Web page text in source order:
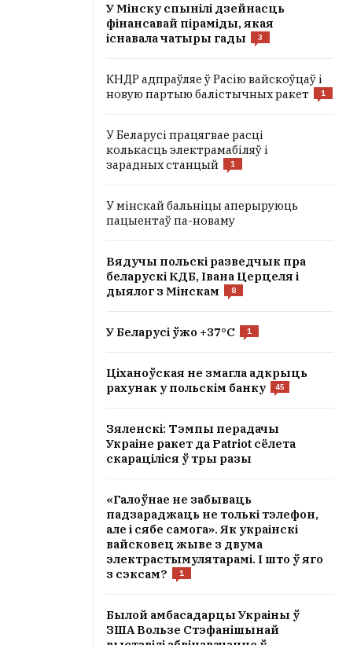
У Мінску спынілі дзейнасць
фінансавай піраміды, якая
існавала чатыры гады
3
КНДР адпраўляе ў Расію вайскоўцаў і
новую партыю балістычных ракет
1
У Беларусі працягвае расці
колькасць электрамабіляў і
зарадных станцый
1
У мінскай бальніцы аперыруюць
пацыентаў па-новаму
Вядучы польскі разведчык пра
беларускі КДБ, Івана Церцеля і
дыялог з Мінскам
8
У Беларусі ўжо +37°C 1
Ціханоўская не змагла адкрыць
рахунак у польскім банку
45
Зяленскі: Тэмпы перадачы
Украіне ракет да Patriot сёлета
скараціліся ў тры разы
«Галоўнае не забываць
падзараджаць не толькі тэлефон,
але і сябе самога». Як украінскі
вайсковец жыве з двума
электрастымулятарамі. І што ў яго
з сэксам?
1
Былой амбасадарцы Украіны ў
ЗША Вользе Стэфанішынай